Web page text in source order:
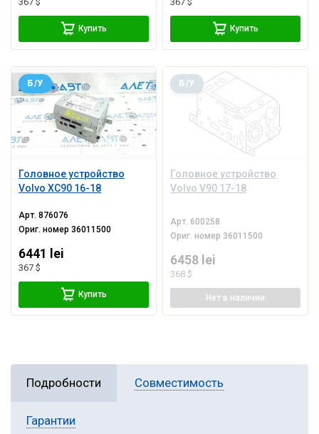
Купить Купить
Головное устройство
Volvo XC90 16-18
Б/У
Арт.876076
Ориг. номер36011500
6441 lei
367 $
Купить
Головное устройство
Volvo V90 17-18
Б/У
Арт. 600258
Ориг. номер 36011500
6458 lei
368 $
Нет в наличии
Подробности Совместимость
Гарантии